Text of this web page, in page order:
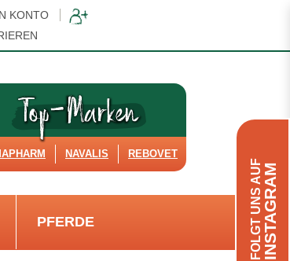
KONTO
NAVALIS REBOVET
PFERDE FOLGT UNS AUFINSTAGRAM